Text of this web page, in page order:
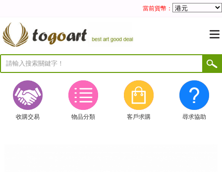
當前貨幣：
收購交易 物品分類 客戶求購 尋求協助